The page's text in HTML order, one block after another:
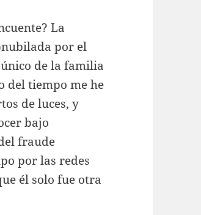
La
por el
de la familia
del tiempo me he
de luces, y
bajo
fraude
por las redes
él solo fue otra